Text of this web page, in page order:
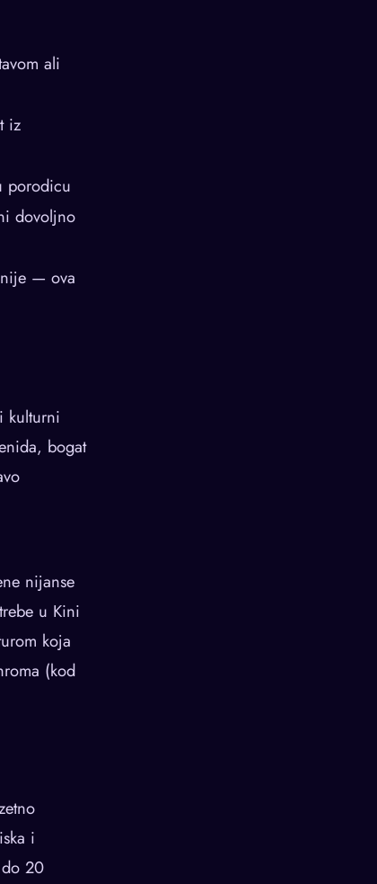
ali
iz
porodicu
dovoljno
— ova
kulturni
bogat
nijanse
u Kini
koja
(kod
i
20